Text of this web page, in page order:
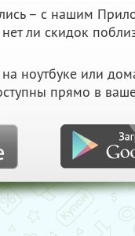
– с нашим
ли скидок
ноутбуке или
прямо в